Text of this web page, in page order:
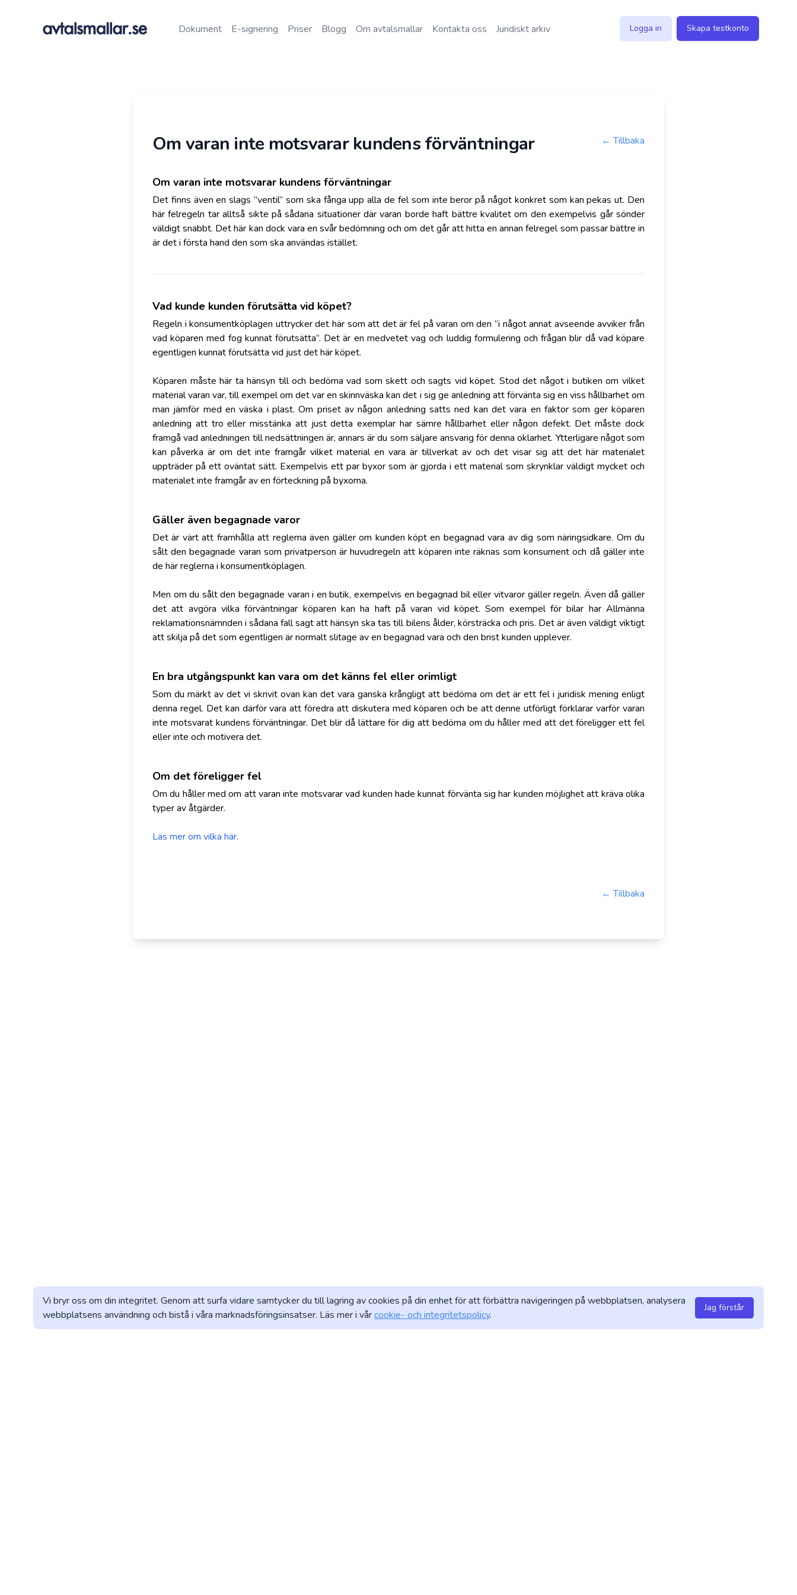
Dokument E-signering Priser Blogg Om avtalsmallar Kontakta oss Juridiskt arkiv Logga in Skapa testkonto
Om varan inte motsvarar kundens förväntningar ← Tillbaka
Om varan inte motsvarar kundens förväntningar
Det finns även en slags ”ventil” som ska fånga upp alla de fel som inte beror på något konkret som kan pekas ut. Den
här felregeln tar alltså sikte på sådana situationer där varan borde haft bättre kvalitet om den exempelvis går sönder
väldigt snabbt. Det här kan dock vara en svår bedömning och om det går att hitta en annan felregel som passar bättre in
är det i första hand den som ska användas istället.
Vad kunde kunden förutsätta vid köpet?
Regeln i konsumentköplagen uttrycker det här som att det är fel på varan om den ”i något annat avseende avviker från
vad köparen med fog kunnat förutsätta”. Det är en medvetet vag och luddig formulering och frågan blir då vad köpare
egentligen kunnat förutsätta vid just det här köpet.
Köparen måste här ta hänsyn till och bedöma vad som skett och sagts vid köpet. Stod det något i butiken om vilket
material varan var, till exempel om det var en skinnväska kan det i sig ge anledning att förvänta sig en viss hållbarhet om
man jämför med en väska i plast. Om priset av någon anledning satts ned kan det vara en faktor som ger köparen
anledning att tro eller misstänka att just detta exemplar har sämre hållbarhet eller någon defekt. Det måste dock
framgå vad anledningen till nedsättningen är, annars är du som säljare ansvarig för denna oklarhet. Ytterligare något som
kan påverka är om det inte framgår vilket material en vara är tillverkat av och det visar sig att det här materialet
uppträder på ett oväntat sätt. Exempelvis ett par byxor som är gjorda i ett material som skrynklar väldigt mycket och
materialet inte framgår av en förteckning på byxorna.
Gäller även begagnade varor
Det är värt att framhålla att reglerna även gäller om kunden köpt en begagnad vara av dig som näringsidkare. Om du
sålt den begagnade varan som privatperson är huvudregeln att köparen inte räknas som konsument och då gäller inte
de här reglerna i konsumentköplagen.
Men om du sålt den begagnade varan i en butik, exempelvis en begagnad bil eller vitvaror gäller regeln. Även då gäller
det att avgöra vilka förväntningar köparen kan ha haft på varan vid köpet. Som exempel för bilar har Allmänna
reklamationsnämnden i sådana fall sagt att hänsyn ska tas till bilens ålder, körsträcka och pris. Det är även väldigt viktigt
att skilja på det som egentligen är normalt slitage av en begagnad vara och den brist kunden upplever.
En bra utgångspunkt kan vara om det känns fel eller orimligt
Som du märkt av det vi skrivit ovan kan det vara ganska krångligt att bedöma om det är ett fel i juridisk mening enligt
denna regel. Det kan därför vara att föredra att diskutera med köparen och be att denne utförligt förklarar varför varan
inte motsvarat kundens förväntningar. Det blir då lättare för dig att bedöma om du håller med att det föreligger ett fel
eller inte och motivera det.
Om det föreligger fel
Om du håller med om att varan inte motsvarar vad kunden hade kunnat förvänta sig har kunden möjlighet att kräva olika
typer av åtgärder.
Läs mer om vilka här.
← Tillbaka
Vi bryr oss om din integritet. Genom att surfa vidare samtycker du till lagring av cookies på din enhet för att förbättra navigeringen på webbplatsen, analysera
webbplatsens användning och bistå i våra marknadsföringsinsatser. Läs mer i vårcookie- och integritetspolicy.
Jag förstår